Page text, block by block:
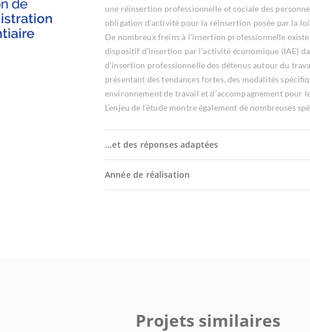
une réinsertion professionnelle et sociale des
obligation d’activité pour la réinsertion posée par la
De nombreux freins à l’insertion professionnelle
dispositif d’insertion par l’activité économique (IAE)
d’insertion professionnelle des détenus autour du
présentant des tendances fortes, des modalités
environnement de travail et d’accompagnement pour
L’enjeu de l’étude montre également de nombreuses
...et des réponses adaptées
Année de réalisation
Projets similaires